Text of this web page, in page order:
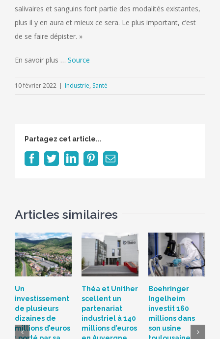
salivaires et sanguins font partie des modalités existantes,
plus il y en aura et mieux ce sera. Le plus important, c’est
de se faire dépister. »
En savoir plus … Source
10 février 2022 | Industrie, Santé
Partagez cet article...
Facebook
TwitterLinkedInPinterest
Email
Articles similaires
Un
investissement
de plusieurs
dizaines de
millions d’euros
Théa et Unither
scellent un
partenariat
industriel à 140
millions d’euros
Boehringer
Ingelheim
investit 160
millions dans
son usine